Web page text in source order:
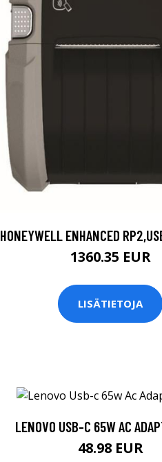
HONEYWELL ENHANCED
1360.35 EUR
LISÄTIETOJA
LENOVO USB-C 65W AC
48.98 EUR